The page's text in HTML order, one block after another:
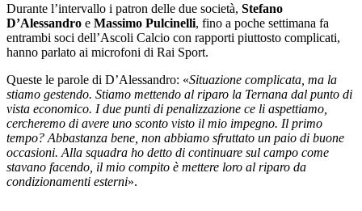
Durante l’intervallo i patron delle due società, Stefano
D’Alessandro e Massimo Pulcinelli, fino a poche settimana fa
entrambi soci dell’Ascoli Calcio con rapporti piuttosto complicati,
hanno parlato ai microfoni di Rai Sport.
Queste le parole di D’Alessandro: «Situazione complicata, ma la
stiamo gestendo. Stiamo mettendo al riparo la Ternana dal punto di
vista economico. I due punti di penalizzazione ce li aspettiamo,
cercheremo di avere uno sconto visto il mio impegno. Il primo
tempo? Abbastanza bene, non abbiamo sfruttato un paio di buone
occasioni. Alla squadra ho detto di continuare sul campo come
stavano facendo, il mio compito è mettere loro al riparo da
condizionamenti esterni».